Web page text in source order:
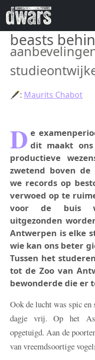
Skip to main content
beasts
🖋: Maurits Chabot
D e
dit maakt
productieve
zwetend boven de
we records op
verwoed op te
voor de buis
uitgezonden
Antwerpen is elke
wie kan ons beter
Tussen het
tot de Zoo van
bewonderde die er
Ook de lucht was spic en
dagje vrij. Op het
opgetuigd. Aan de
van vreemdsoortige